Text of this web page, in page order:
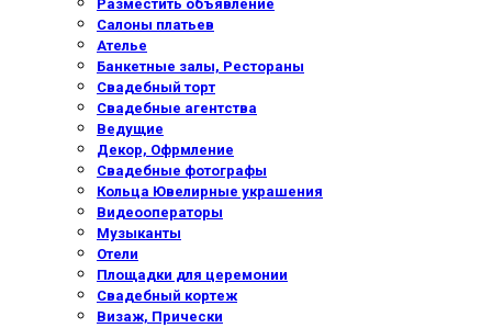
Разместить объявление
Салоны платьев
Ателье
Банкетные залы, Рестораны
Свадебный торт
Свадебные агентства
Ведущие
Декор, Офрмление
Свадебные фотографы
Кольца Ювелирные украшения
Видеооператоры
Музыканты
Отели
Площадки для церемонии
Свадебный кортеж
Визаж, Прически